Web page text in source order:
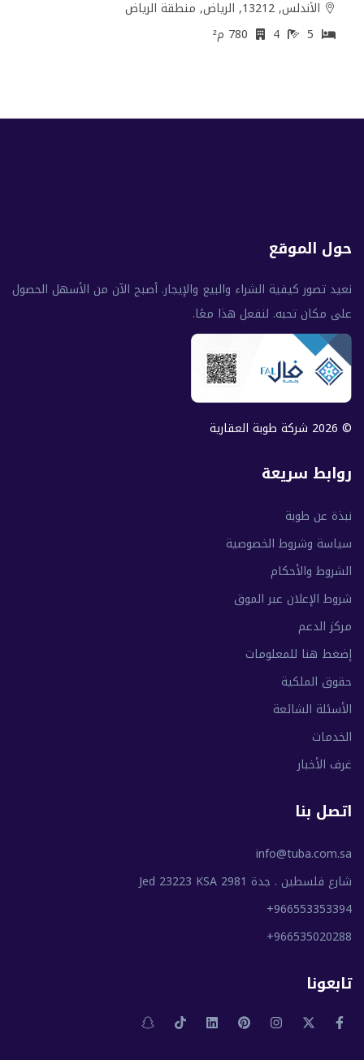
الأندلس, 13212, الرياض, منطقة الرياض
4
حول الموقع
نعيد تصور كيفية الشراء والبيع والإيجار. أصبح الآن من الأسهل الحصول
على مكان تحبه. لنفعل هذا معًا.
© 2026 شركة طوبة العقارية
روابط سريعة
نبذة عن طوبة
سياسة وشروط الخصوصية
الشروط والأحكام
شروط الإعلان عبر الموق
مركز الدعم
إضغط هنا للمعلومات
حقوق الملكية
الأسئلة الشائعة
الخدمات
غرف الأخبار
اتصل بنا
info@tuba.com.sa
شارع فلسطين . جدة 2981 Jed 23223 KSA
+966553353394
+966535020288
تابعونا